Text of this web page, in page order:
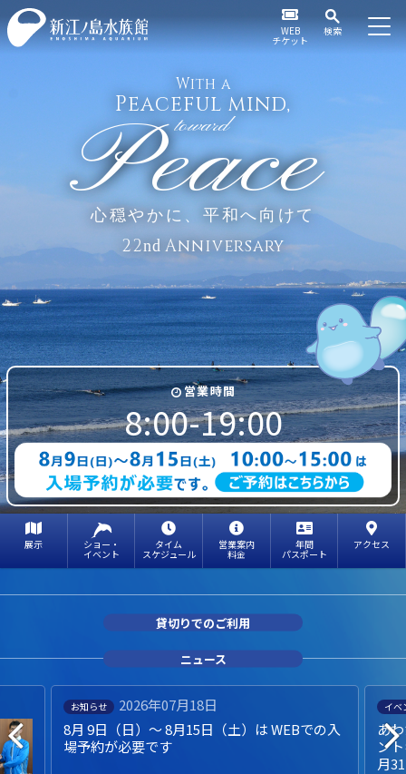
WEB
チケット
検索
With a
Peaceful mind,
toward
Peace
心穏やかに、平和へ向けて
22nd Anniversary
営業時間
8:00-19:00
展示 ショー・
イベント
タイム
スケジュール
営業案内
料金
年間
パスポート
アクセス
貸切りでのご利用
ニュース
お知らせ
2026年07月18日
8月 9日（日）～ 8月15日（土）は WEBでの入
場予約が必要です
イベ
あ
ン
月